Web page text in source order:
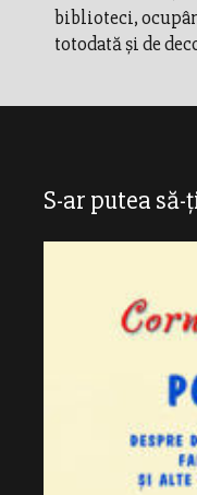
biblioteci,
totodată şi de
S-ar putea